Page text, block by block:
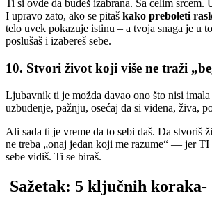
Ti si ovde da budeš izabrana. Sa celim srcem.
I upravo zato, ako se pitaš kako preboleti
telo uvek pokazuje istinu – a tvoja snaga je u
poslušaš i izabereš sebe.
10. Stvori život koji više ne traži
Ljubavnik ti je možda davao ono što nisi
uzbuđenje, pažnju, osećaj da si viđena, živa,
Ali sada ti je vreme da to sebi daš. Da stvoriš
ne treba „onaj jedan koji me razume“ — jer TI
sebe vidiš. Ti se biraš.
Sažetak: 5 ključnih koraka-